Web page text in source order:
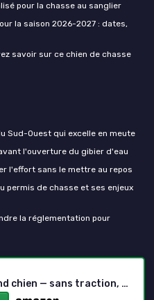
Harnais tactique grand chien — sans traction, poignée, réglable (L, vert)
pour la chasse au sanglier
la saison 2026-2027 : dates,
savoir sur ce chien de chasse
Sud-Ouest qui excelle en meute
l'ouverture du gibier d'eau
l'effort sans le mettre au repos
permis de chasse et ses enjeux
la réglementation pour